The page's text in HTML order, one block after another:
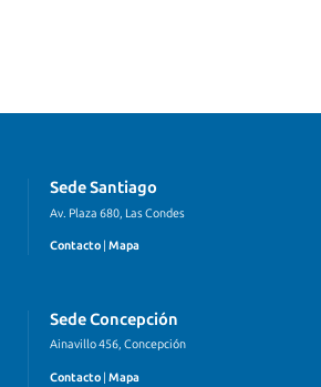
Sede Santiago
Av. Plaza 680, Las Condes
Contacto | Mapa
Sede Concepción
Ainavillo 456, Concepción
Contacto | Mapa